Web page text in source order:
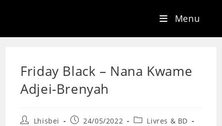
Menu
Friday Black – Nana Kwame
Adjei-Brenyah
Lhisbei 24/05/2022
Livres & BD